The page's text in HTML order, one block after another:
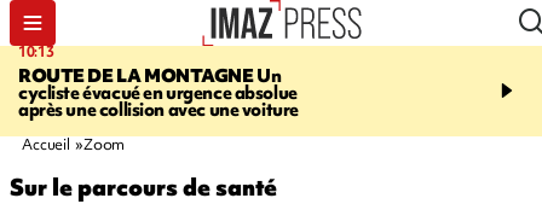
10:13
ROUTE DE LA MONTAGNEUn
cycliste évacué en urgence absolue
après une collision avec une voiture
12:23
peuvent éclater et
Accueil Zoom
Sur le parcours de santé